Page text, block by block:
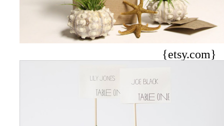
{etsy.com}